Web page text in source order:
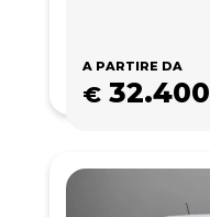
A PARTIRE DA
€ 32.400